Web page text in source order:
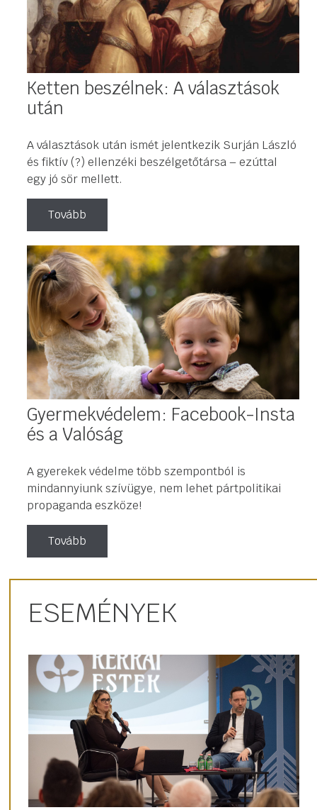
Ketten beszélnek: A választások
után
A választások után ismét jelentkezik Surján László
és fiktív (?) ellenzéki beszélgetőtársa – ezúttal
egy jó sör mellett.
Tovább
Gyermekvédelem: Facebook-Insta
és a Valóság
A gyerekek védelme több szempontból is
mindannyiunk szívügye, nem lehet pártpolitikai
propaganda eszköze!
Tovább
ESEMÉNYEK